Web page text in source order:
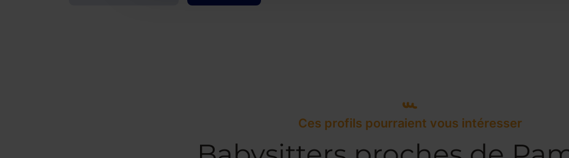
Ces profils pourraient vous intéresser